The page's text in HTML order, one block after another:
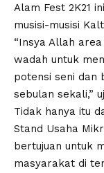
Alam Fest 2K21
musisi-musisi
“Insya Allah
wadah untuk
potensi seni dan
sebulan sekali,”
Tidak hanya itu
Stand Usaha
bertujuan untuk
masyarakat di